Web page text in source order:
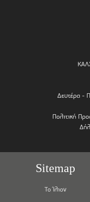
Δευτέρα -
Πολιτική
Sitemap
Το Ίλιον